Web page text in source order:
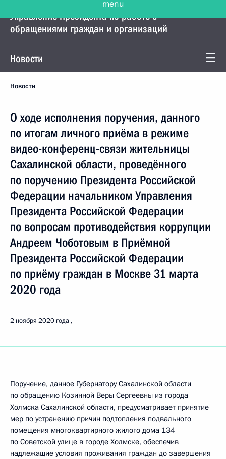
Управление Президента по работе с
обращениями граждан и организаций
Новости
Новости
О ходе исполнения поручения, данного
по итогам личного приёма в режиме
видео-конференц-связи жительницы
Сахалинской области, проведённого
по поручению Президента Российской
Федерации начальником Управления
Президента Российской Федерации
по вопросам противодействия коррупции
Андреем Чоботовым в Приёмной
Президента Российской Федерации
по приёму граждан в Москве 31 марта
2020 года
2 ноября 2020 года
Поручение, данное Губернатору Сахалинской области
по обращению Козинной Веры Сергеевны из города
Холмска Сахалинской области, предусматривает принятие
мер по устранению причин подтопления подвального
помещения многоквартирного жилого дома 134
по Советской улице в городе Холмске, обеспечив
надлежащие условия проживания граждан до завершения